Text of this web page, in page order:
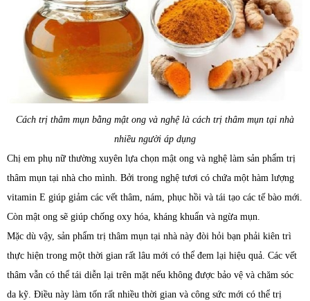
Cách trị thâm mụn bằng mật ong và nghệ là cách trị thâm mụn tại nhà
nhiều người áp dụng
Chị em phụ nữ thường xuyên lựa chọn mật ong và nghệ làm sản phẩm trị
thâm mụn tại nhà cho mình. Bởi trong nghệ tươi có chứa một hàm lượng
vitamin E giúp giảm các vết thâm, nám, phục hồi và tái tạo các tế bào mới.
Còn mật ong sẽ giúp chống oxy hóa, kháng khuẩn và ngừa mụn.
Mặc dù vậy, sản phẩm trị thâm mụn tại nhà này đòi hỏi bạn phải kiên trì
thực hiện trong một thời gian rất lâu mới có thể đem lại hiệu quả. Các vết
thâm vẫn có thể tái diễn lại trên mặt nếu không được bảo vệ và chăm sóc
da kỹ. Điều này làm tốn rất nhiều thời gian và công sức mới có thể trị